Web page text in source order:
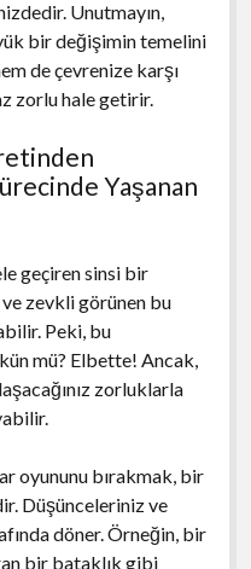
Unutmayın,
bir değişimin temelini
de çevrenize karşı
zorlu hale getirir.
Yaşanan
geçiren sinsi bir
zevkli görünen bu
Peki, bu
mü? Elbette! Ancak,
zorluklarla
oyununu bırakmak, bir
Düşünceleriniz ve
döner. Örneğin, bir
bir bataklık gibi